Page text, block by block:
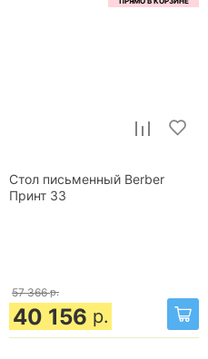
Стол письменный Berber
Принт 33
57 366 р.
40 156 р.